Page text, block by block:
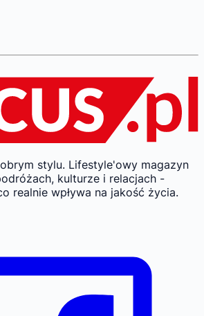
stylu. Lifestyle'owy magazyn
kulturze i relacjach -
realnie wpływa na jakość życia.